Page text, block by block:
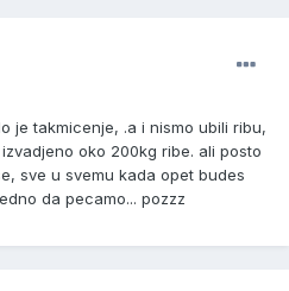
je takmicenje, .a i nismo ubili ribu,
oko 200kg ribe. ali posto
sve u svemu kada opet budes
da pecamo... pozzz